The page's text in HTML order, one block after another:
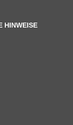
HINWEISE